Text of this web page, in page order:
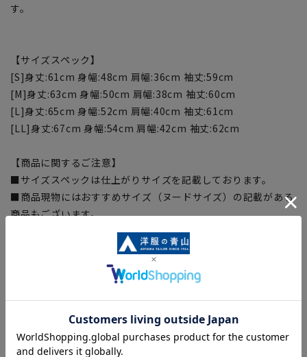
す。
【サイズスペック】
[S]身丈:61cm 身幅:48cm 肩幅:36cm 袖丈:59cm
[M]身丈:63cm 身幅:50cm 肩幅:38cm 袖丈:60cm
[L]身丈:65cm 身幅:52cm 肩幅:40cm 袖丈:61cm
[LL]身丈:67cm 身幅:54cm 肩幅:42cm 袖丈:62cm
【商品に関するご注意】
■サイズスペックは仕上がりサイズを記載しております。
■商品現物にはおすすめサイズ（ヌードサイズ）の記載がある
商品もございます。
■商品により同サイズでも仕上がりサイズが異なる場合がござ
います。仕上がりサイズの詳細はサイズスペックをご確認くだ
■生地や仕様・デザインにより、着用感や実際のサイズ表に若
干の誤差が生じる場合がございます。
■ブラウザやお使いのモニター環境、室内外等の撮影時の環境
下での光加減により、実際の商品と掲載画像の色味が異なる場
合がございます。予めご了承ください。